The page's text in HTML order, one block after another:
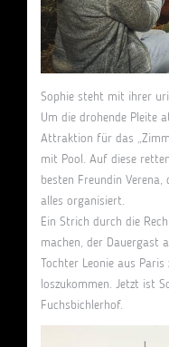
Sophie steht mit ihrer
Um die drohende Pleite
Attraktion für das
mit Pool. Auf diese
besten Freundin
alles organisiert.
Ein Strich durch die
machen, der Dauergast
Tochter Leonie aus
loszukommen. Jetzt ist
Fuchsbichlerhof.